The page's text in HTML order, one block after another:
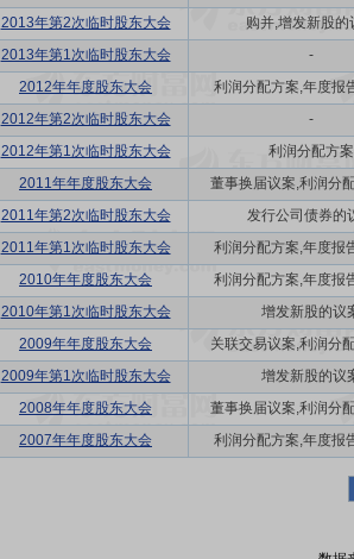
2013年第2次临时股东大会
购并,增发新股的
2013年第1次临时股东大会
-
2012年年度股东大会
利润分配方案,年度报
2012年第2次临时股东大会
-
2012年第1次临时股东大会
利润分配方案
2011年年度股东大会
董事换届议案,利润分
2011年第2次临时股东大会
发行公司债券的
2011年第1次临时股东大会
利润分配方案,年度报
2010年年度股东大会
利润分配方案,年度报
2010年第1次临时股东大会
增发新股的议
2009年年度股东大会
关联交易议案,利润分
2009年第1次临时股东大会
增发新股的议
2008年年度股东大会
董事换届议案,利润分
2007年年度股东大会
利润分配方案,年度报